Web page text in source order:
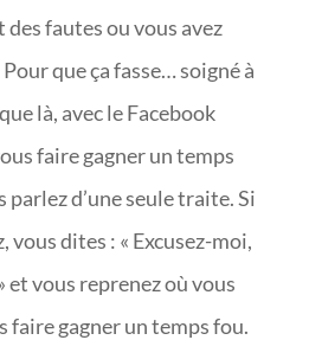
des fautes ou vous avez
que ça fasse… soigné à
là, avec le Facebook
faire gagner un temps
parlez d’une seule traite. Si
vous dites : « Excusez-moi,
et vous reprenez où vous
faire gagner un temps fou.